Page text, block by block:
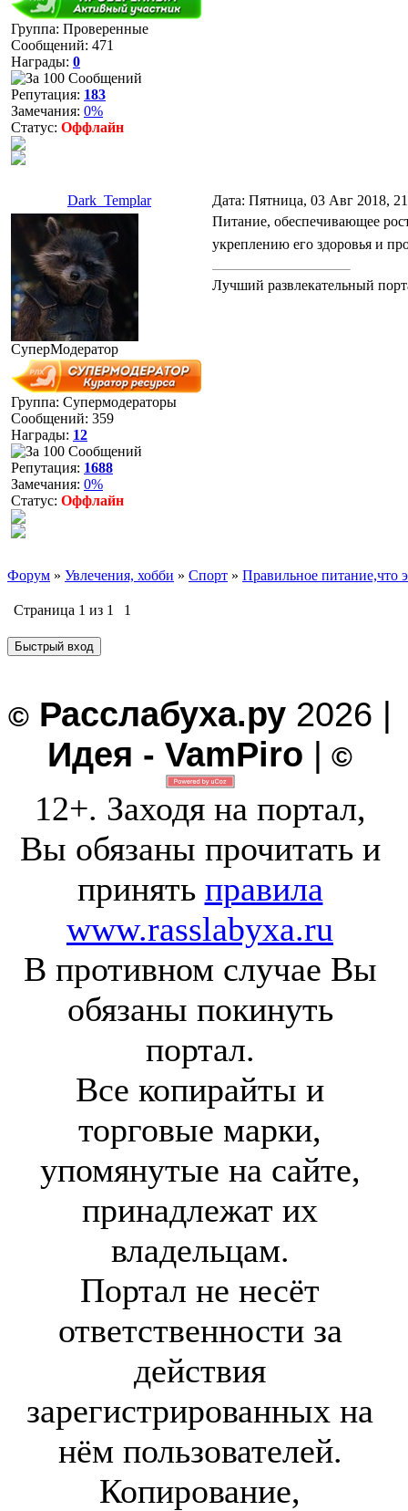
Группа: Проверенные
Сообщений: 471
Награды: 0
Репутация: 183
Замечания: 0%
Статус: Оффлайн
Dark_Templar Дата: Пятница, 03 Авг 2018,
СуперМодератор
Группа: Супермодераторы
Сообщений: 359
Награды: 12
Репутация: 1688
Замечания: 0%
Статус: Оффлайн
Питание, обеспечивающее
укреплению его здоровья и
Лучший развлекательный
Форум » Увлечения, хобби » Спорт » Правильное питание,что
Страница 1 из 1 1
© Расслабуха.ру 2026 |
Идея - VamPiro | ©
12+. Заходя на портал,
Вы обязаны прочитать и
принять правила
www.rasslabyxa.ru
В противном случае Вы
обязаны покинуть
портал.
Все копирайты и
торговые марки,
упомянутые на сайте,
принадлежат их
владельцам.
Портал не несёт
ответственности за
действия
зарегистрированных на
нём пользователей.
Копирование,